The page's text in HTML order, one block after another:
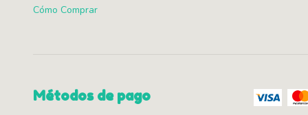
Cómo Comprar
Métodos de pago